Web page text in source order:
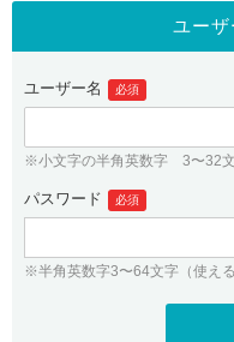
gTLDオークション
.jpドメインバックオーダー
プレミアムドメイン
人気ドメインの種類
WHOIS検索
紹介制度
バリュードメインAPI
ドメイン・ホスティングOEM
従来のバリュ
Value
ユー
ユーザー名 必須
※小文字の半角英数字 3〜32
パスワード 必須
※半角英数字3〜64文字（使える